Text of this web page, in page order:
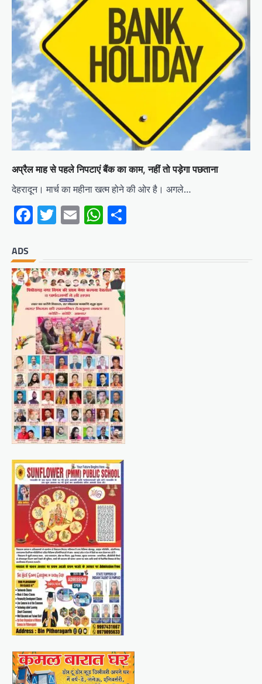
अप्रैल माह से पहले निपटाएं बैंक का काम, नहीं तो पड़ेगा पछताना
देहरादून। मार्च का महीना खत्म होने की ओर है। अगले…
Facebook
Twitter
EmailWhatsApp
ADS